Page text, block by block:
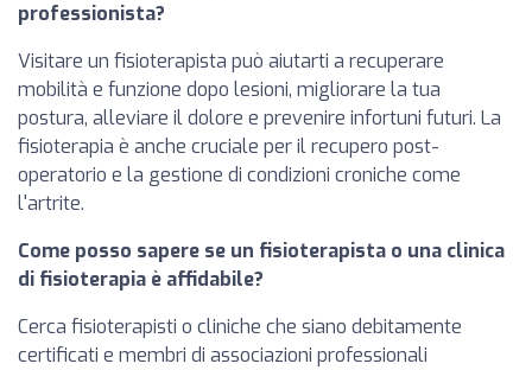
professionista?
Visitare un fisioterapista può aiutarti a recuperare
mobilità e funzione dopo lesioni, migliorare la tua
postura, alleviare il dolore e prevenire infortuni futuri. La
fisioterapia è anche cruciale per il recupero post-
operatorio e la gestione di condizioni croniche come
l'artrite.
Come posso sapere se un fisioterapista o una clinica
di fisioterapia è affidabile?
Cerca fisioterapisti o cliniche che siano debitamente
certificati e membri di associazioni professionali